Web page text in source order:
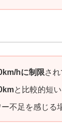
hに制限さ
と比較的短い
不足を感じる